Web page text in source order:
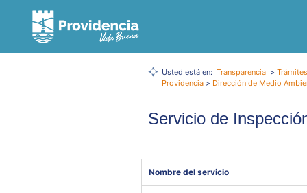
Usted está en: Transparencia >
Providencia > Dirección de Medio
Servicio de
Nombre del servicio